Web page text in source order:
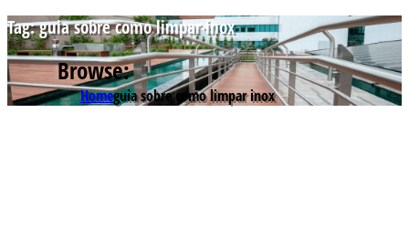
Tag:guia sobre como limpar inox
Browse:
Homeguia sobre como limpar inox